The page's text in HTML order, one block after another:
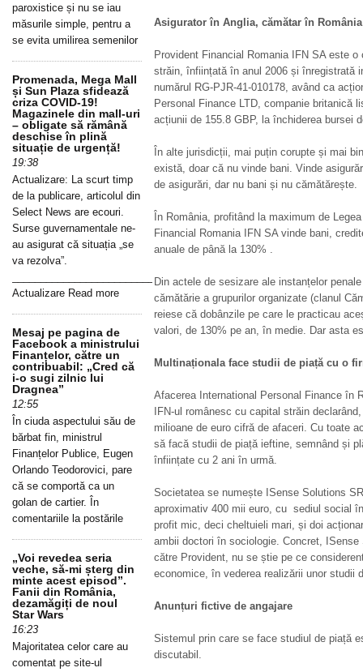
Asigurator în Anglia, cămătar în România
Provident Financial Romania IFN SA este
străin, înființată în anul 2006 și înregistrată
numărul RG-PJR-41-010178, având ca
Personal Finance LTD, companie britanică
acțiunii de 155.8 GBP, la închiderea bursei
În alte jurisdicții, mai puțin corupte și mai
există, doar că nu vinde bani. Vinde
de asigurări, dar nu bani și nu cămătărește.
În România, profitând la maximum de
Financial Romania IFN SA vinde bani,
anuale de până la 130% .
Din actele de sesizare ale instanțelor
cămătărie a grupurilor organizate (clanul
reiese că dobânzile pe care le practicau
valori, de 130% pe an, în medie. Dar asta
Multinaționala face studii de piață cu o
Afacerea International Personal Finance în
IFN-ul românesc cu capital străin
milioane de euro cifră de afaceri. Cu toate
să facă studii de piață ieftine, semnând și
înființate cu 2 ani în urmă.
Societatea se numește ISense Solutions
aproximativ 400 mii euro, cu sediul social
profit mic, deci cheltuieli mari, și doi
ambii doctori în sociologie. Concret,
către Provident, nu se știe pe ce
economice, în vederea realizării unor studii
Anunțuri fictive de angajare
Sistemul prin care se face studiul de piață
discutabil.
paroxistice și nu se iau
măsurile simple, pentru a
se evita umilirea semenilor
Promenada, Mega Mall
și Sun Plaza sfidează
criza COVID-19!
Magazinele din mall-uri
– obligate să rămână
deschise în plină
situație de urgență!
19:38
Actualizare: La scurt timp
de la publicare, articolul din
Select News are ecouri.
Surse guvernamentale ne-
au asigurat că situația „se
va rezolva”.
Actualizare Read more
Mesaj pe pagina de
Facebook a ministrului
Finanțelor, către un
contribuabil: „Cred că
i-o sugi zilnic lui
Dragnea”
12:55
În ciuda aspectului său de
bărbat fin, ministrul
Finanțelor Publice, Eugen
Orlando Teodorovici, pare
că se comportă ca un
golan de cartier. În
comentariile la postările
„Voi revedea seria
veche, să-mi șterg din
minte acest episod”.
Fanii din România,
dezamăgiți de noul
Star Wars
16:23
Majoritatea celor care au
comentat pe site-ul